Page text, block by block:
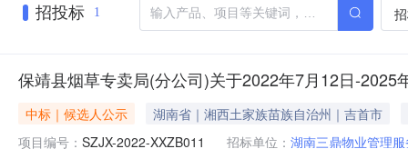
招投标 1
保靖县烟草专卖局(分公司)关于2022年7月12日-
中标｜候选人公示
湖南省｜湘西土家族苗族自治州｜吉首市
项目编号： SZJX-2022-XXZB011 招标单位： 湖南三鼎物业管理